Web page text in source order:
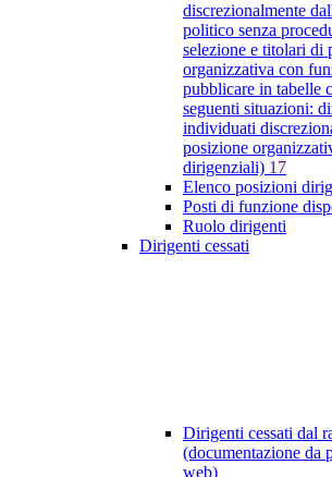
discrezionalmente
politico senza
selezione e titolari di
organizzativa con
pubblicare in tabelle
seguenti situazioni:
individuati
posizione
dirigenziali) 17
Elenco posizioni
Posti di funzione
Ruolo dirigenti
Dirigenti cessati
Dirigenti cessati dal
(documentazione da
web)